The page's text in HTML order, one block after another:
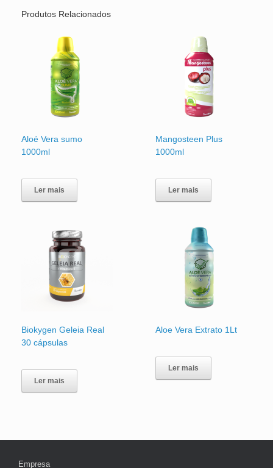
Produtos Relacionados
Aloé Vera sumo
1000ml
Ler mais
Mangosteen Plus
1000ml
Ler mais
Biokygen Geleia Real
30 cápsulas
Ler mais
Aloe Vera Extrato 1Lt
Ler mais
Empresa